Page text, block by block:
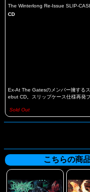
The Winterlong Re-Issue SLIP-
CD
Ex-At The Gatesのメンバー擁する
ebut CD。スリップケース仕様再発
Sold Out
こちらの商